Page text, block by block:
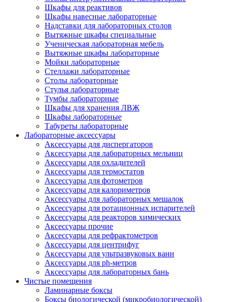
Шкафы для реактивов
Шкафы навесные лабораторные
Надставки для лабораторных столов
Вытяжные шкафы специальные
Ученическая лабораторная мебель
Вытяжные шкафы лабораторные
Мойки лабораторные
Стеллажи лабораторные
Столы лабораторные
Стулья лабораторные
Тумбы лабораторные
Шкафы для хранения ЛВЖ
Шкафы лабораторные
Табуреты лабораторные
Лабораторные аксессуары
Аксессуары для диспергаторов
Аксессуары для лабораторных мельниц
Аксессуары для охладителей
Аксессуары для термостатов
Аксессуары для фотометров
Аксессуары для калориметров
Аксессуары для лабораторных мешалок
Аксессуары для ротационных испарителей
Аксессуары для реакторов химических
Аксессуары прочие
Аксессуары для рефрактометров
Аксессуары для центрифуг
Аксессуары для ультразвуковых ванн
Аксессуары для ph-метров
Аксессуары для лабораторных бань
Чистые помещения
Ламинарные боксы
Боксы биологической (микробиологической)